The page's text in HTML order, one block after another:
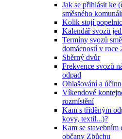
Jak se přihlásit ke
směsného
Kolik stojí
Kalendář svozů
Termíny svozů
domácností v roce
Sběrný dvůr
Frekvence svozů
odpad
Ohlašování a
Víkendové
rozmístění
Kam s tříděným
kovy, textil...)?
Kam se stavebním
občany Zbůchu